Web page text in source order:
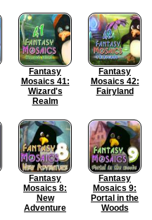
Fantasy
Mosaics 41:
Wizard's
Realm
Fantasy
Mosaics 42:
Fairyland
Fantasy
Mosaics 8:
New
Adventure
Fantasy
Mosaics 9:
Portal in the
Woods